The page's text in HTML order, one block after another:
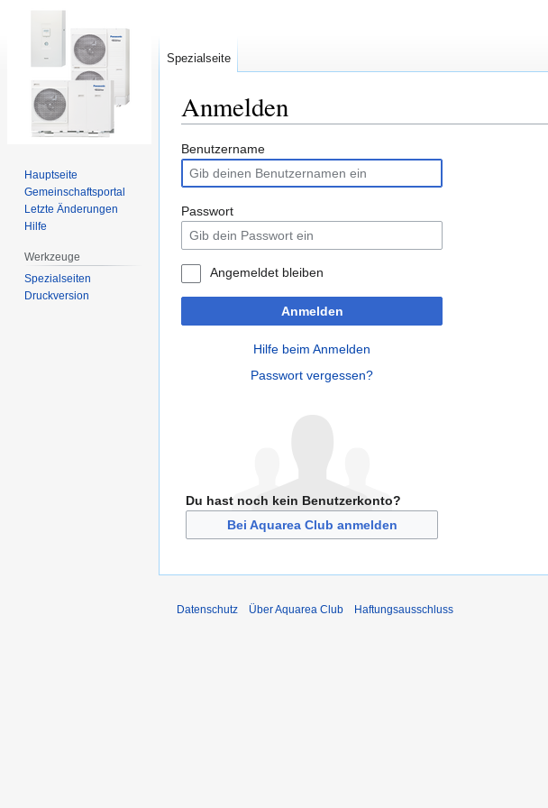
Anmelden
Zur
Navigation
springen
Zur
Suche
springen
Benutzername
Passwort
Angemeldet bleiben
Anmelden
Hilfe beim Anmelden
Passwort vergessen?
Du hast noch kein Benutzerkonto?
Bei Aquarea Club anmelden
Spezialseite
Hauptseite
Gemeinschafts­portal
Letzte Änderungen
Hilfe
Werkzeuge
Spezialseiten
Druckversion
Datenschutz Über Aquarea Club Haftungsausschluss